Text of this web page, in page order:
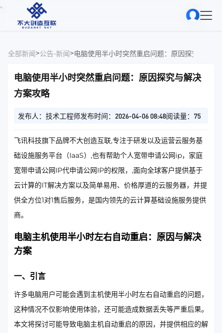
、
全部新闻>公告-新闻>电脑使用半小时突然重启问题：原因探究与解决
电脑使用半小时突然重启问题：原因探究与解决
方案攻略
发布人：技术工程师发布时间：2026-04-06 08:48阅读量：75
飞讯科技旗下品牌不大创造互联,专注于研发以及运营云服务基
础设施服务平台（IaaS）,也有帮助个人宽带申请公网ip，家庭
宽带申请公网IP代申请公网IP的权限，,面向全球客户提供基于
云计算的IT解决方案以及简单易用、价格厚道的云服务器，并提
供全方位1对1售后服务，是国内领先的云计算基础设施服务提供
商。
电脑主机使用半小时左右自动重启：原因与解决
方案
一、引言
许多电脑用户可能会遇到主机使用半小时左右自动重启的问题，
这种情况不仅影响使用体验，还可能造成数据丢失等严重后果。
本文将探讨可能导致电脑主机自动重启的原因，并提供相应的解